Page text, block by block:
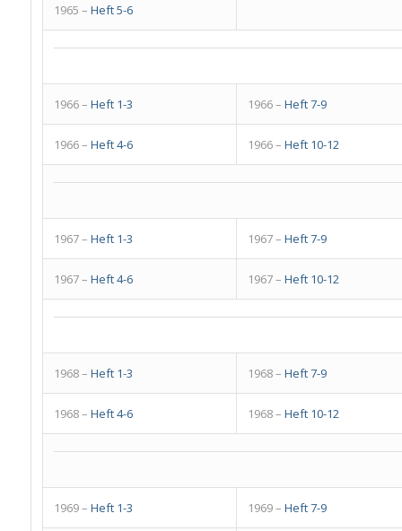
1965 – Heft 5-6
1966 – Heft 1-3 1966 – Heft 7-9
1966 – Heft 4-6 1966 – Heft 10-12
1967 – Heft 1-3 1967 – Heft 7-9
1967 – Heft 4-6 1967 – Heft 10-12
1968 – Heft 1-3 1968 – Heft 7-9
1968 – Heft 4-6 1968 – Heft 10-12
1969 – Heft 1-3 1969 – Heft 7-9